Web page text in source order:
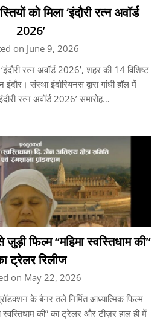
को मिला ‘इंदौरी रत्न अवॉर्ड
2026’
on June 9, 2026
रत्न अवॉर्ड 2026’, शहर की 14 विशिष्ट
संस्था इंदोरियनस द्वारा गांधी हॉल में
रत्न अवॉर्ड 2026’ समारोह…
फिल्म “महिमा स्वस्तिधाम की”
ट्रेलर रिलीज
on May 22, 2026
के बैनर तले निर्मित आध्यात्मिक फिल्म
की” का ट्रेलर और टीज़र हाल ही में